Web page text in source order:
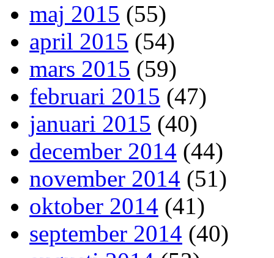
maj 2015 (55)
april 2015 (54)
mars 2015 (59)
februari 2015 (47)
januari 2015 (40)
december 2014 (44)
november 2014 (51)
oktober 2014 (41)
september 2014 (40)